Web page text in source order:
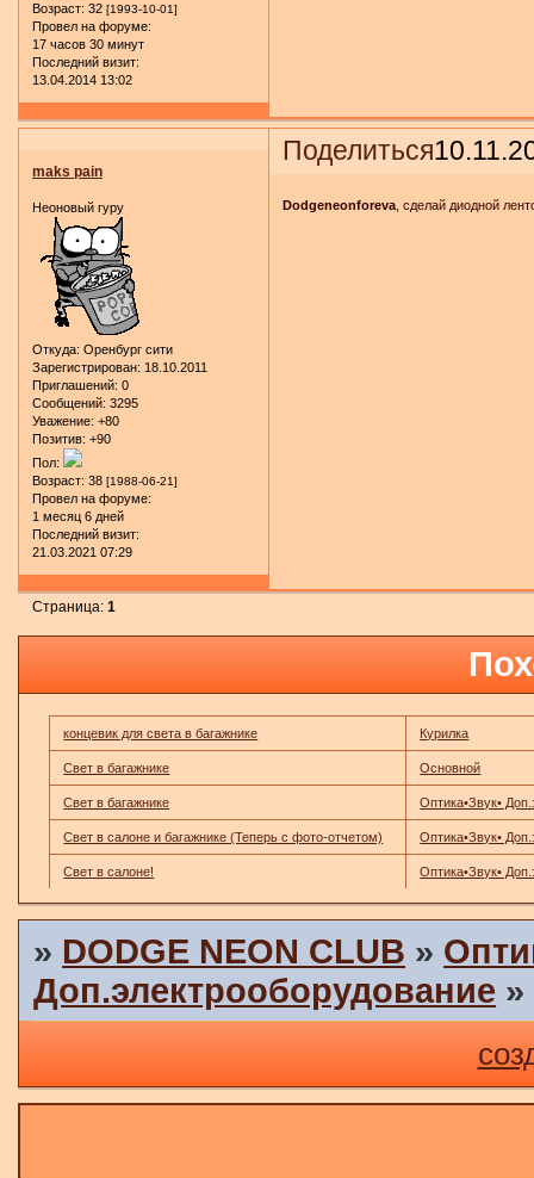
Возраст: 32 [1993-10-01]
Провел на форуме:
17 часов 30 минут
Последний визит:
13.04.2014 13:02
Поделиться
maks pain
Неоновый гуру
Откуда: Оренбург сити
Зарегистрирован: 18.10.2011
Приглашений: 0
Сообщений: 3295
Уважение: +80
Позитив: +90
Пол:
Возраст: 38 [1988-06-21]
Провел на форуме:
1 месяц 6 дней
Последний визит:
21.03.2021 07:29
Dodgeneonforeva , сделай диодной
Страница:1
концевик для света в багажнике Курилка
Свет в багажнике Основной
Свет в багажнике Оптика•Звук•
Свет в салоне и багажнике (Теперь с фото-отчетом) Оптика•Звук•
Свет в салоне! Оптика•Звук•
» DODGE NEON CLUB »
Доп.электрооборудование »